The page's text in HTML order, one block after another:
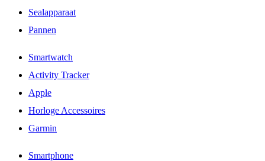
Sealapparaat
Pannen
Smartwatch
Activity Tracker
Apple
Horloge Accessoires
Garmin
Smartphone